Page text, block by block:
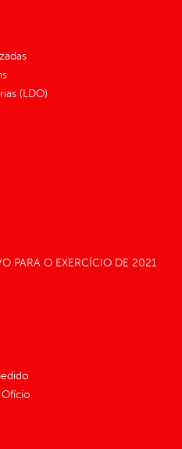
(LDO)
PARA O EXERCÍCIO DE 2021